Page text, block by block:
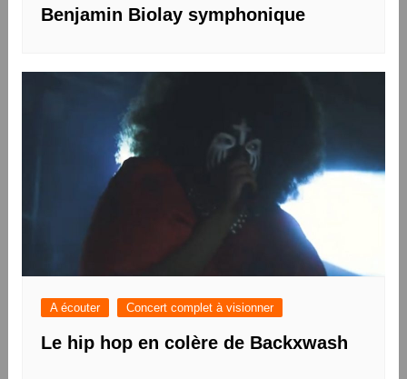
Benjamin Biolay symphonique
A écouter Concert complet à visionner
Le hip hop en colère de Backxwash